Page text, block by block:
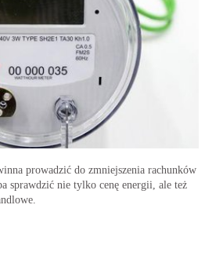
prowadzić do zmniejszenia rachunków
sprawdzić nie tylko cenę energii, ale też